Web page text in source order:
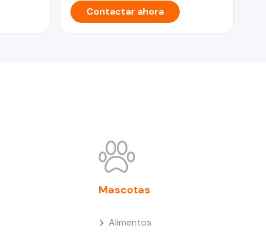
Contactar ahora
Mascotas
Alimentos